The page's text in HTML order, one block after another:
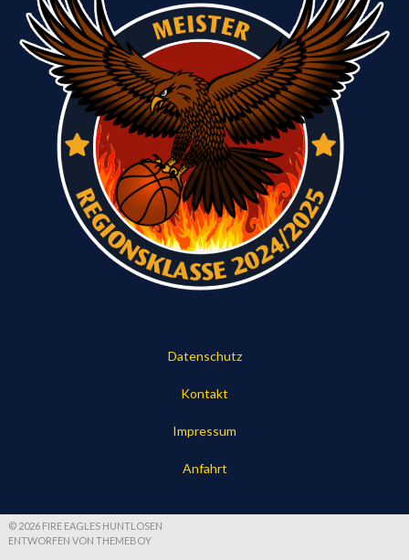
Datenschutz
Kontakt
Impressum
Anfahrt
© 2026 FIRE EAGLES HUNTLOSEN
ENTWORFEN VON THEMEBOY